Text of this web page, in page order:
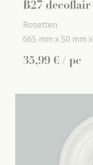
B27 decoflair
Rosetten
665 mm x 50 mm x
35,99 € / pc